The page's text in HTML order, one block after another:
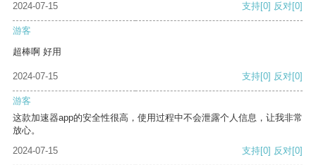
2024-07-15 支持[0] 反对[0]
游客
超棒啊 好用
2024-07-15 支持[0] 反对[0]
游客
这款加速器app的安全性很高，使用过程中不会泄露个人信息，让我非常
放心。
2024-07-15
支持[0] 反对[0]